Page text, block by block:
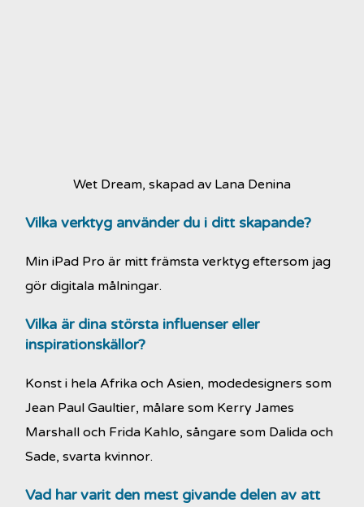
Wet Dream, skapad av Lana Denina
Vilka verktyg använder du i ditt skapande?
Min iPad Pro är mitt främsta verktyg eftersom jag
gör digitala målningar.
Vilka är dina största influenser eller
inspirationskällor?
Konst i hela Afrika och Asien, modedesigners som
Jean Paul Gaultier, målare som Kerry James
Marshall och Frida Kahlo, sångare som Dalida och
Sade, svarta kvinnor.
Vad har varit den mest givande delen av att